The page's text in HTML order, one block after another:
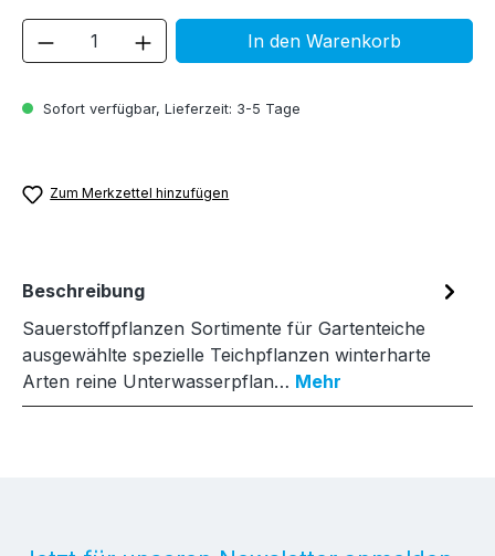
Sofort verfügbar, Lieferzeit: 3-5 Tage
Produkt Anzahl: Gib denIn den Warenkorb
Zum Merkzettel hinzufügen
Beschreibung
Sauerstoffpflanzen Sortimente für Gartenteiche
ausgewählte spezielle Teichpflanzen winterharte
Arten reine Unterwasserpflan… Mehr